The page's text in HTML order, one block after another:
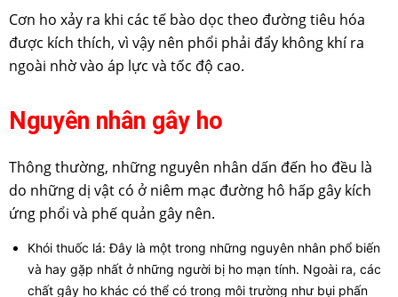
Cơn ho xảy ra khi các tế bào dọc theo đường tiêu hóa
được kích thích, vì vậy nên phổi phải đẩy không khí ra
ngoài nhờ vào áp lực và tốc độ cao.
Nguyên nhân gây ho
Thông thường, những nguyên nhân dấn đến ho đều là
do những dị vật có ở niêm mạc đường hô hấp gây kích
ứng phổi và phế quản gây nên.
Khói thuốc lá: Đây là một trong những nguyên nhân phổ biến
và hay gặp nhất ở những người bị ho mạn tính. Ngoài ra, các
chất gây ho khác có thể có trong môi trường như bụi phấn